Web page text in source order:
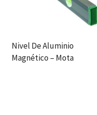
Nivel De Aluminio
Magnético – Mota